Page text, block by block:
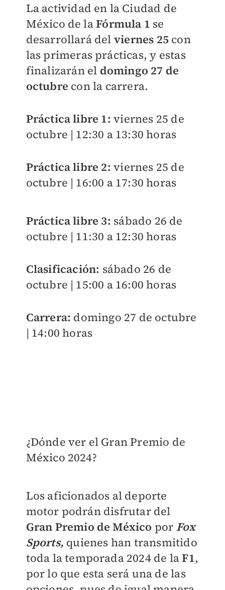
La actividad en la Ciudad de
México de laFórmula 1 se
desarrollará del viernes 25 con
las primeras prácticas, y estas
finalizarán el domingo 27 de
octubre con la carrera.
Práctica libre 1:viernes 25 de
octubre | 12:30 a 13:30 horas
Práctica libre 2: viernes 25 de
octubre | 16:00 a 17:30 horas
Práctica libre 3: sábado 26 de
octubre | 11:30 a 12:30 horas
Clasificación: sábado 26 de
octubre | 15:00 a 16:00 horas
Carrera: domingo 27 de octubre
| 14:00 horas
¿Dónde ver el Gran Premio de
México 2024?
Los aficionados al deporte
motor podrán disfrutar del
Gran Premio de México por Fox
Sports, quienes han transmitido
toda la temporada 2024 de laF1,
por lo que esta será una de las